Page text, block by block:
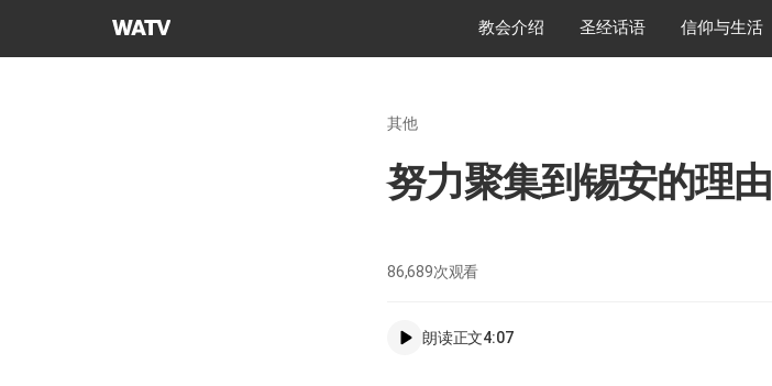
上
教会介绍 圣经话语 信仰与生活
其他
努力聚集到锡安的理由
86,689次观看
朗读正文4:07